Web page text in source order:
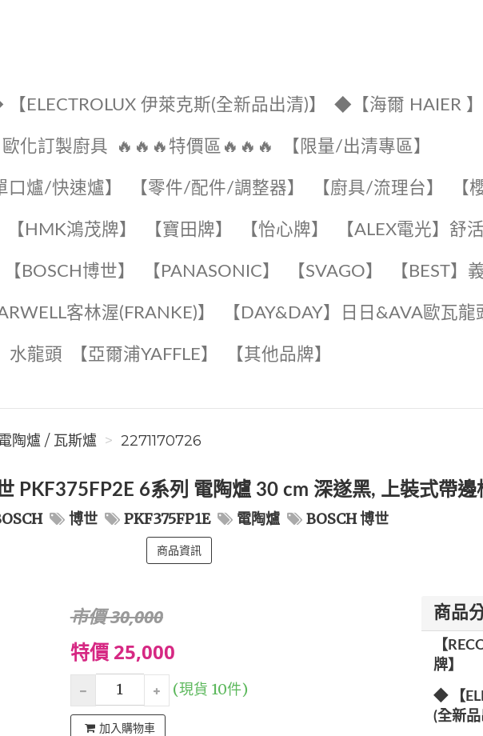
ELECTROLUX 伊萊克斯(全新品出清)】 ◆【海爾 HAIER 】
化訂製廚具 🔥🔥🔥特價區🔥🔥🔥 【限量/出清專區】
口爐/快速爐】 【零件/配件/調整器】 【廚具/流理台】 【
【HMK鴻茂牌】 【寶田牌】 ️【怡心牌】️ 【ALEX電光】舒
【BOSCH博世】 ️【PANASONIC】️ ️【SVAGO】️ 【BEST】️
客林渥(FRANKE)】️ 【DAY&DAY】️日日&AVA歐瓦龍
水龍頭️ 【亞爾浦YAFFLE】 ️【其他品牌】️
陶爐 / 瓦斯爐 2271170726
PKF375FP2E 6系列 電陶爐 30 cm 深遂黑, 上裝式帶邊
博世 PKF375FP1E 電陶爐 BOSCH 博世
商品資訊
市價 30,000
特價 25,000
(現貨 10件)
加入購物車
商品
【
牌】
◆ 【
(全新品